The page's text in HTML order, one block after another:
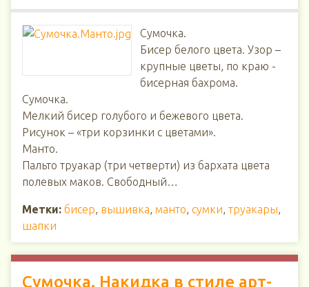
Сумочка.
Бисер белого цвета. Узор –
крупные цветы, по краю -
бисерная бахрома.
Сумочка.
Мелкий бисер голубого и бежевого цвета.
Рисунок – «три корзинки с цветами».
Манто.
Пальто труакар (три четверти) из бархата цвета
полевых маков. Свободный…
Метки: бисер, вышивка, манто, сумки, труакары,
шапки
Сумочка. Накидка в стиле арт-